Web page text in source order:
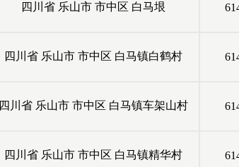
四川省 乐山市 市中区 白马垠
四川省 乐山市 市中区 白马镇白鹤村
四川省 乐山市 市中区 白马镇车架山村
四川省 乐山市 市中区 白马镇精华村